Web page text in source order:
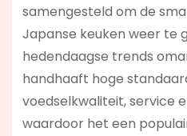
samengesteld om de
Japanse keuken weer te
hedendaagse trends
handhaaft hoge
voedselkwaliteit, service
waardoor het een